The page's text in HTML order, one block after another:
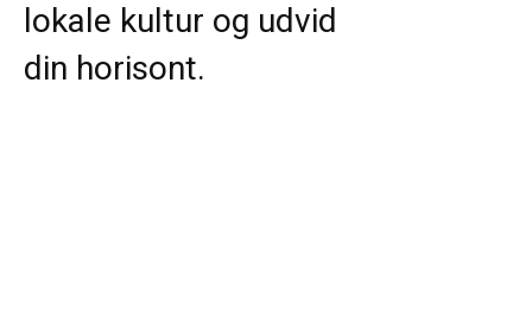
lokale kultur og udvid
din horisont.